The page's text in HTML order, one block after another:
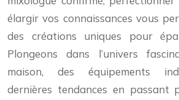
élargir vos connaissances vous
des créations uniques pour
Plongeons dans l’univers
maison, des équipements
dernières tendances en passant